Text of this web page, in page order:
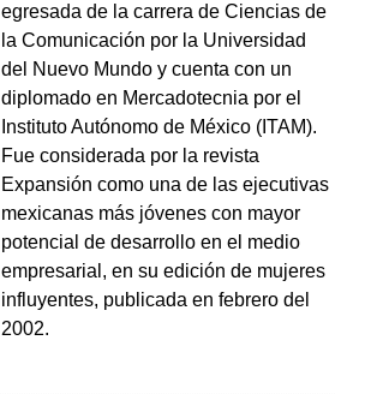
egresada de la carrera de Ciencias de
la Comunicación por la Universidad
del Nuevo Mundo y cuenta con un
diplomado en Mercadotecnia por el
Instituto Autónomo de México (ITAM).
Fue considerada por la revista
Expansión como una de las ejecutivas
mexicanas más jóvenes con mayor
potencial de desarrollo en el medio
empresarial, en su edición de mujeres
influyentes, publicada en febrero del
2002.